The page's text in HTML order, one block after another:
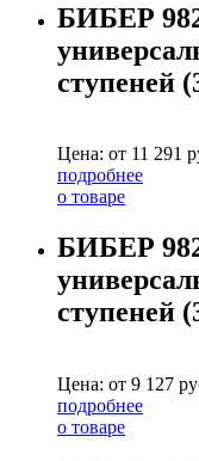
БИБЕР
ступеней
Цена: от 11 291
подробнее
о товаре
БИБЕР
ступеней
Цена: от 9 127
подробнее
о товаре